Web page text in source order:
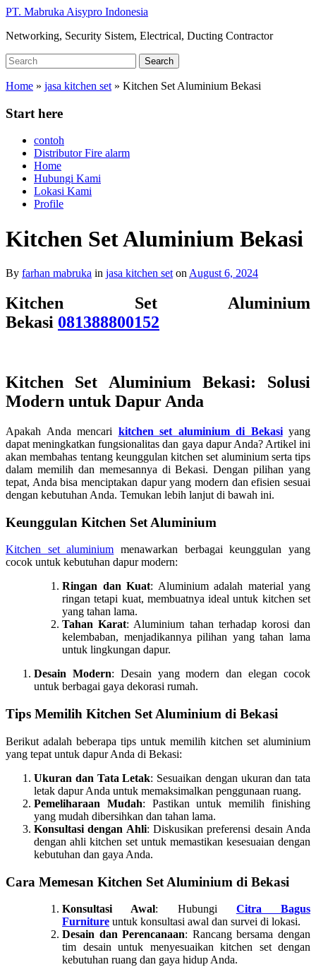
Skip
main
PT. Mabruka Aisypro Indonesia
Networking, Security Sistem, Electrical, Ducting Contractor
Search
for:
Search
Home » jasa kitchen set » Kitchen Set Aluminium Bekasi
Start here
contoh
Distributor Fire alarm
Home
Hubungi Kami
Lokasi Kami
Profile
Kitchen Set Aluminium Bekasi
By farhan mabruka in jasa kitchen set on August 6, 2024
Kitchen Set Aluminium
Bekasi 081388800152
Kitchen Set Aluminium Bekasi: Solusi
Modern untuk Dapur Anda
Apakah Anda mencari kitchen set aluminium di Bekasiyang
dapat meningkatkan fungsionalitas dan gaya dapur Anda? Artikel ini
akan membahas tentang keunggulan kitchen set aluminium serta tips
dalam memilih dan memesannya di Bekasi. Dengan pilihan yang
tepat, Anda bisa menciptakan dapur yang modern dan efisien sesuai
dengan kebutuhan Anda. Temukan lebih lanjut di bawah ini.
Keunggulan Kitchen Set Aluminium
Kitchen set aluminium menawarkan berbagai keunggulan yang
cocok untuk kebutuhan dapur modern:
Ringan dan Kuat: Aluminium adalah material yang
ringan tetapi kuat, membuatnya ideal untuk kitchen set
yang tahan lama.
Tahan Karat: Aluminium tahan terhadap korosi dan
kelembaban, menjadikannya pilihan yang tahan lama
untuk lingkungan dapur.
Desain Modern: Desain yang modern dan elegan cocok
untuk berbagai gaya dekorasi rumah.
Tips Memilih Kitchen Set Aluminium di Bekasi
Berikut adalah beberapa tips untuk memilih kitchen set aluminium
yang tepat untuk dapur Anda di Bekasi:
Ukuran dan Tata Letak: Sesuaikan dengan ukuran dan tata
letak dapur Anda untuk memaksimalkan penggunaan ruang.
Pemeliharaan Mudah: Pastikan untuk memilih finishing
yang mudah dibersihkan dan tahan lama.
Konsultasi dengan Ahli: Diskusikan preferensi desain Anda
dengan ahli kitchen set untuk memastikan kesesuaian dengan
kebutuhan dan gaya Anda.
Cara Memesan Kitchen Set Aluminium di Bekasi
Konsultasi Awal: Hubungi
Citra Bagus
Furniture untuk konsultasi awal dan survei di lokasi.
Desain dan Perencanaan: Rancang bersama dengan
tim desain untuk menyesuaikan kitchen set dengan
kebutuhan ruang dan gaya hidup Anda.